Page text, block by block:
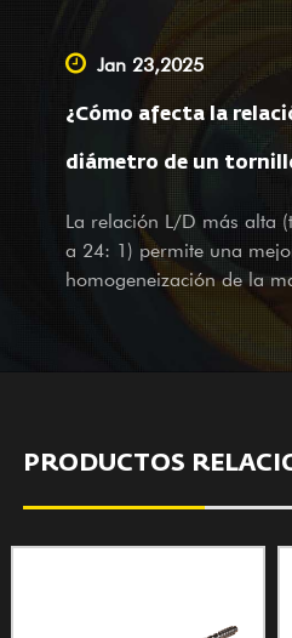
para soldadura de aleación
proporcionar equipos de
maquinaria completa en el
proveedor líder que ofrece
topográfica y cartográfica, así
empresas grandes y pequeñas
nuestro socio actual o cliente
servicios, damos una calurosa
consultas con nuestros servicios
Jan 23,2025
¿Cómo afecta la
diámetro de un
película soplada al
material y a las
La relación L/D más alta
a 24: 1) permite una
homogeneización de la
PRODUCTOS